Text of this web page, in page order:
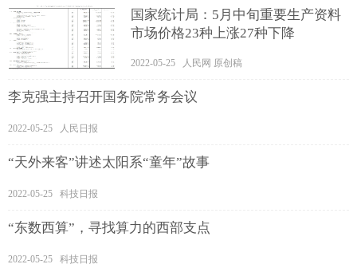
国家统计局：5月中旬重要生产资料
市场价格23种上涨27种下降
2022-05-25 人民网 原创稿
李克强主持召开国务院常务会议
2022-05-25 人民日报
“天外来客”讲述太阳系“童年”故事
2022-05-25 科技日报
“东数西算”，寻找算力的西部支点
2022-05-25 科技日报